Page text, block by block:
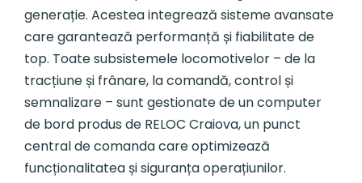
generație. Acestea integrează sisteme avansate
care garantează performanță și fiabilitate de
top. Toate subsistemele locomotivelor – de la
tracțiune și frânare, la comandă, control și
semnalizare – sunt gestionate de un computer
de bord produs de RELOC Craiova, un punct
central de comanda care optimizează
funcționalitatea și siguranța operațiunilor.